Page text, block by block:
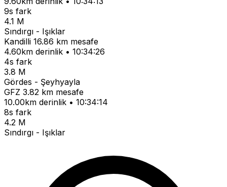
9s fark
4.1 M
Sındırgı - Işıklar
Kandilli 16.86 km mesafe
4.60km derinlik • 10:34:26
4s fark
3.8 M
Gördes - Şeyhyayla
GFZ 3.82 km mesafe
10.00km derinlik • 10:34:14
8s fark
4.2 M
Sındırgı - Işıklar